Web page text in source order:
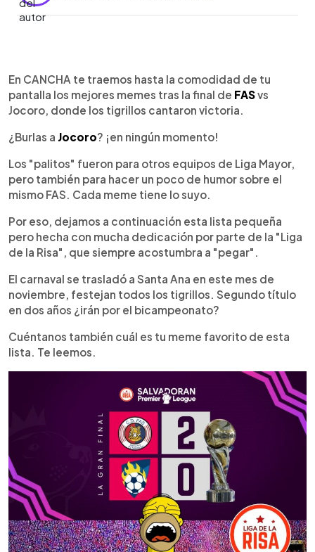
► Escuchar artículo
En CANCHA te traemos hasta la comodidad de tu
pantalla los mejores memes tras la final de FASvs
Jocoro, donde los tigrillos cantaron victoria.
¿Burlas a Jocoro? ¡en ningún momento!
Los "palitos" fueron para otros equipos de Liga Mayor,
pero también para hacer un poco de humor sobre el
mismo FAS. Cada meme tiene lo suyo.
Por eso, dejamos a continuación esta lista pequeña
pero hecha con mucha dedicación por parte de la "Liga
de la Risa", que siempre acostumbra a "pegar".
El carnaval se trasladó a Santa Ana en este mes de
noviembre, festejan todos los tigrillos. Segundo título
en dos años ¿irán por el bicampeonato?
Cuéntanos también cuál es tu meme favorito de esta
lista. Te leemos.